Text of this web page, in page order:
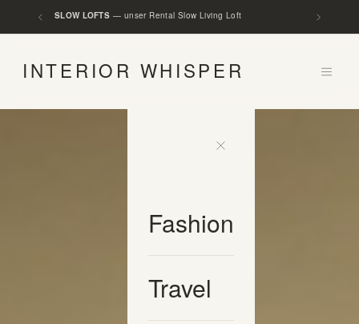
FASHION WHISPER — unser Magazin für entschleunigte Mode
INTERIOR WHISPER
Fashion
Travel